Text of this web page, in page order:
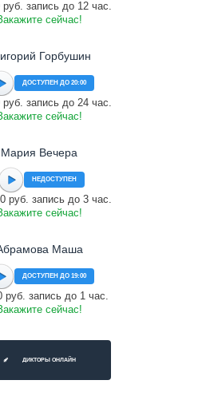
запись до 12 час.
сейчас!
Горбушин
ДОСТУПЕН ДО 20:00
запись до 24 час.
сейчас!
Мария Вечера
НЕДОСТУПЕН
руб. запись до 3 час.
сейчас!
Маша
ДОСТУПЕН ДО 19:00
руб. запись до 1 час.
сейчас!
ДИКТОРЫ ОНЛАЙН